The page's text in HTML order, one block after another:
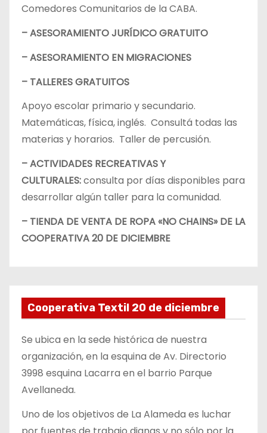
Comedores Comunitarios de la CABA.
– ASESORAMIENTO JURÍDICO GRATUITO
– ASESORAMIENTO EN MIGRACIONES
– TALLERES GRATUITOS
Apoyo escolar primario y secundario.
Matemáticas, física, inglés. Consultá todas las
materias y horarios. Taller de percusión.
– ACTIVIDADES RECREATIVAS Y
CULTURALES:consulta por días disponibles para
desarrollar algún taller para la comunidad.
– TIENDA DE VENTA DE ROPA «NO CHAINS» DE LA
COOPERATIVA 20 DE DICIEMBRE
Cooperativa Textil 20 de diciembre
Se ubica en la sede histórica de nuestra
organización, en la esquina de Av. Directorio
3998 esquina Lacarra en el barrio Parque
Avellaneda.
Uno de los objetivos de La Alameda es luchar